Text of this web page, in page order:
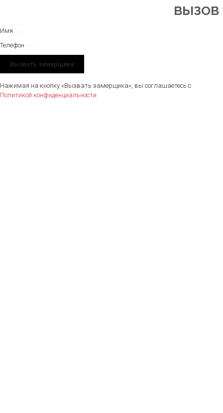
ВЫЗОВ
Имя
Телефон
Вызвать замерщика
Нажимая на кнопку «Вызвать замерщика», вы соглашаетесь с
Политикой конфиденциальности